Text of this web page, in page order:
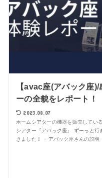
【avac座(アバック座
ーの全貌をレポート！
2023.08.07
ホームシアターの機器を販売してい
シアター『アバック座』 ずーっと
きました！ ・アバック座さんの説明